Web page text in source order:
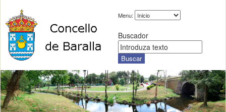
Menu:
Buscador